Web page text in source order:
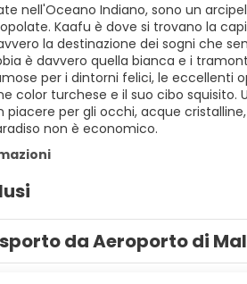
nell'Oceano Indiano, sono un
Kaafu è dove si trovano la
la destinazione dei sogni che
è davvero quella bianca e i
per i dintorni felici, le eccellenti
color turchese e il suo cibo squisito.
piacere per gli occhi, acque
non è economico.
da Aeroporto di